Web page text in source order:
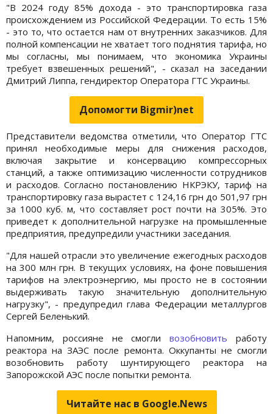
"В 2024 году 85% дохода - это транспортировка газа
происхождением из Российской Федерации. То есть 15%
- это то, что остается нам от внутренних заказчиков. Для
полной компенсации не хватает того поднятия тарифа, но
мы согласны, мы понимаем, что экономика Украины
требует взвешенных решений", - сказал на заседании
Дмитрий Липпа, гендиректор Оператора ГТС Украины.
Допомогти Bigmir)net
Представители ведомства отметили, что Оператор ГТС
принял необходимые меры для снижения расходов,
включая закрытие и консервацию компрессорных
станций, а также оптимизацию численности сотрудников
и расходов. Согласно постановлению НКРЭКУ, тариф на
транспортировку газа вырастет с 124,16 грн до 501,97 грн
за 1000 куб. м, что составляет рост почти на 305%. Это
приведет к дополнительной нагрузке на промышленные
предприятия, предупредили участники заседания.
"Для нашей отрасли это увеличение ежегодных расходов
на 300 млн грн. В текущих условиях, на фоне повышения
тарифов на электроэнергию, мы просто не в состоянии
выдерживать такую значительную дополнительную
нагрузку", - предупредил глава Федерации металлургов
Сергей Беленький.
Напомним, россияне не смогливозобновить работу
реактора на ЗАЭС после ремонта. Оккупанты не смогли
возобновить работу шунтирующего реактора на
Запорожской АЭС после попытки ремонта.
Читайте нас в Google.News